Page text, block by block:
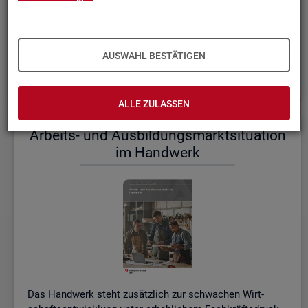
AUSWAHL BESTÄTIGEN
ALLE ZULASSEN
einem etwas er­höh­ten Ni­veau.
lich im ak­tu­el­len
Mo­nats­be­richt (PDF, 2MB)be­reit.
Ar­beits- und Aus­bil­dungs­markt­si­tua­ti­on
im Hand­werk
Das Hand­werk steht zu­sätz­lich zur schwa­chen Wirt­